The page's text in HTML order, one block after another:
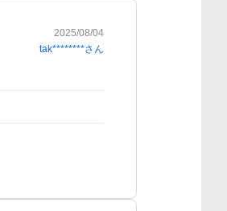
2025/08/04
tak********さん